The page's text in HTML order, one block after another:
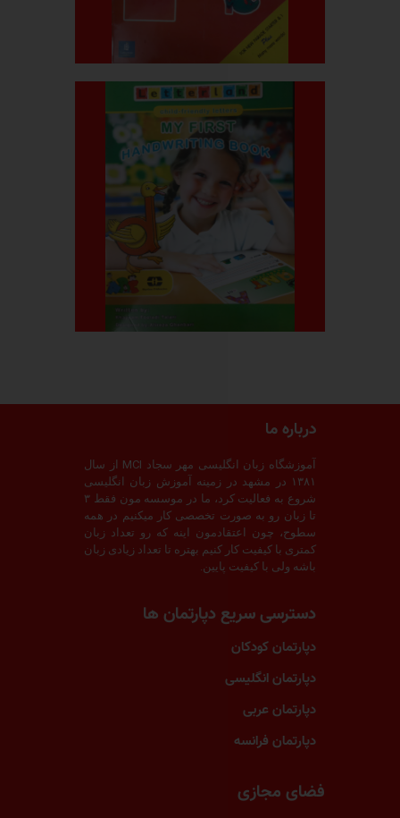
My First Handwriting
قیمت کتاب:۸۰۰.۰۰۰ربال
بیشتر بدانید
درباره ما
آموزشگاه زبان انگلیسی مهر سجاد MCI از سال
۱۳۸۱ در مشهد در زمینه آموزش زبان انگلیسی
شروع به فعالیت کرد، ما در موسسه مون فقط ۳
تا زبان رو به صورت تخصصی کار میکنیم در همه
سطوح، چون اعتقادمون اینه که رو تعداد زبان
کمتری با کیفیت کار کنیم بهتره تا تعداد زیادی زبان
باشه ولی با کیفیت پایین.
دسترسی سریع دپارتمان ها
دپارتمان کودکان
دپارتمان انگلیسی
دپارتمان عربی
دپارتمان فرانسه
فضای مجازی